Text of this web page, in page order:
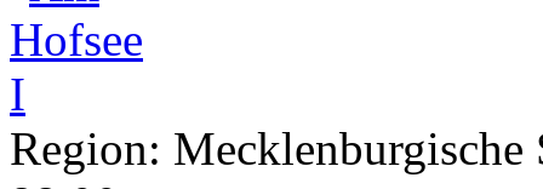
Region: Mecklenburgische